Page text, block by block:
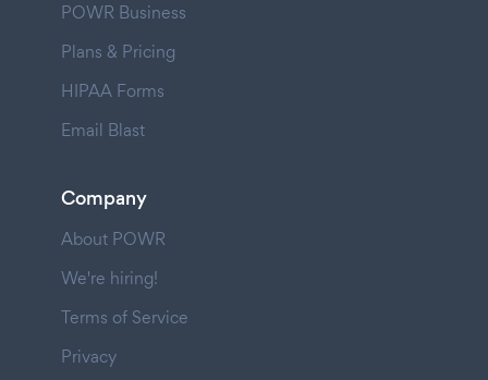
POWR Business
Plans & Pricing
HIPAA Forms
Email Blast
Company
About POWR
We're hiring!
Terms of Service
Privacy